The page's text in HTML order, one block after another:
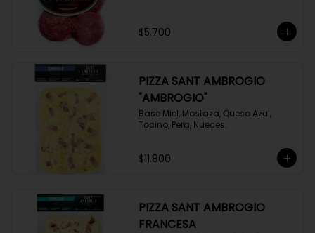
$5.700
PIZZA SANT AMBROGIO
"AMBROGIO"
Base Miel, Mostaza, Queso Azul,
Tocino, Pera, Nueces.
$11.800
PIZZA SANT AMBROGIO
FRANCESA